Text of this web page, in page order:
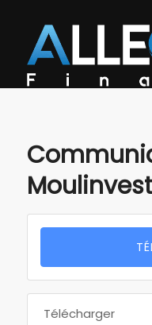
Télécharger